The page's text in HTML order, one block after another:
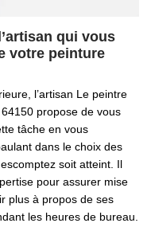
qui vous
votre peinture
l’artisan Le peintre
propose de vous
tâche en vous
dans le choix des
soit atteint. Il
pour assurer mise
plus à propos de ses
les heures de bureau.